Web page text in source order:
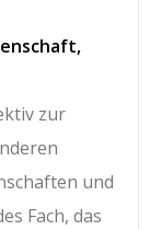
zur
und
Fach, das